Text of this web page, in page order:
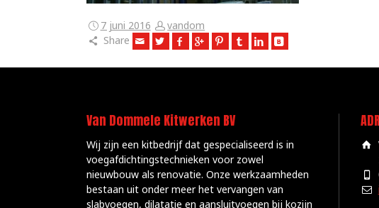
7 juni 2016
vandom
Share
Van Dommele Kitwerken BV
Wij zijn een kitbedrijf dat gespecialiseerd is in
voegafdichtingstechnieken voor zowel
nieuwbouw als renovatie. Onze werkzaamheden
bestaan uit onder meer het vervangen van
slabvoegen, dilatatie en aansluitvoegen bij kozijn